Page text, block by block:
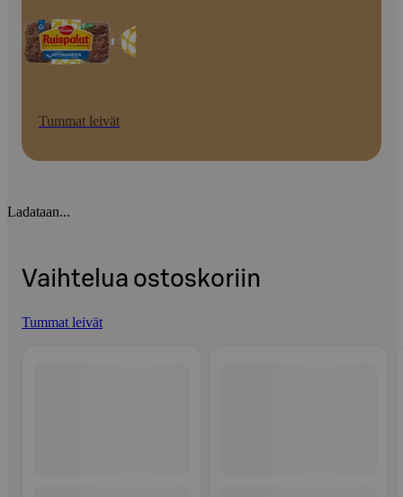
Tummat leivät
Ladataan...
Vaihtelua ostoskoriin
Tummat leivät